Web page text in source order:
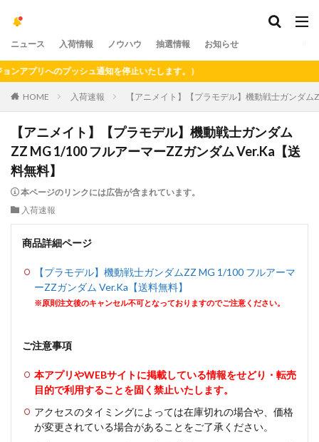
ニュース 入荷情報 ノウハウ 抽選情報 お知らせ
リへのプッシュ通知を停止いたします。）
HOME 入荷速報 【アニメイト】【プラモデル】機動戦士ガンダ
【アニメイト】【プラモデル】機動戦士ガンダム
ZZ MG 1/100 フルアーマーZZガンダム Ver.Ka【送
料無料】
本ページのリンクには広告が含まれています。
入荷速報
商品詳細ページ
【プラモデル】機動戦士ガンダムZZ MG 1/100 フルアーマ
ーZZガンダム Ver.Ka【送料無料】
※原則注文後のキャンセル不可となっておりますのでご注意ください。
ご注意事項
本アプリやWEBサイトに掲載している情報をせどり・転売
目的で利用することを固く禁止いたします。
アクセスのタイミングによっては在庫切れの場合や、価格
が変更されている場合があることをご了承ください。